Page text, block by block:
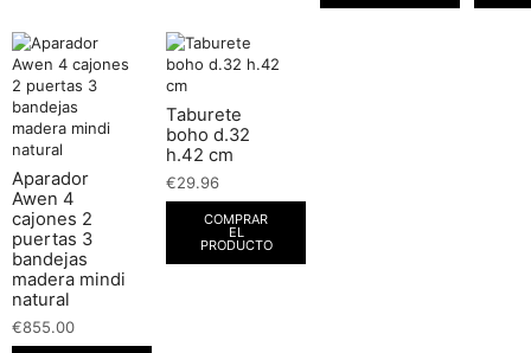
Aparador
Awen 4
cajones 2
puertas 3
bandejas
madera mindi
natural
€855.00
Taburete
boho d.32
h.42 cm
€29.96
COMPRAR
EL
PRODUCTO